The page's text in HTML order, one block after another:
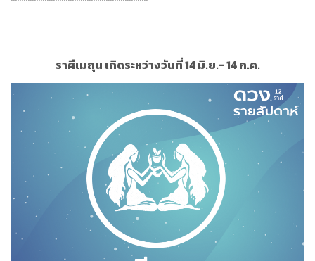
ราศีเมถุน เกิดระหว่างวันที่ 14 มิ.ย.- 14 ก.ค.